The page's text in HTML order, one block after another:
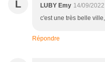
L LUBY Emy 14/09/
c'est une très belle
Répondre